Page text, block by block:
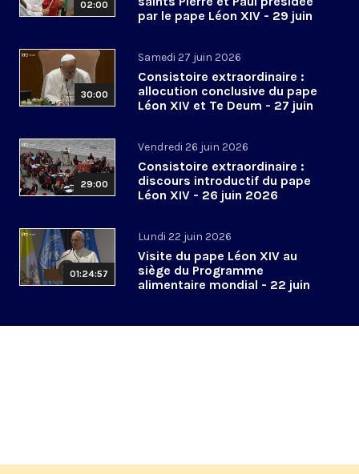
02:00
par le pape Léon XIV - 29 juin
30:00
Samedi 27 juin 2026
Consistoire extraordinaire :
allocution conclusive du pape
Léon XIV et Te Deum - 27 juin
29:00
Vendredi 26 juin 2026
Consistoire extraordinaire :
discours introductif du pape
Léon XIV - 26 juin 2026
01:24:57
Lundi 22 juin 2026
Visite du pape Léon XIV au
siège du Programme
alimentaire mondial - 22 juin